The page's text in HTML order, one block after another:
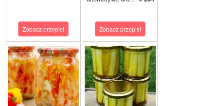
Zobacz przepis! Zobacz przepis!